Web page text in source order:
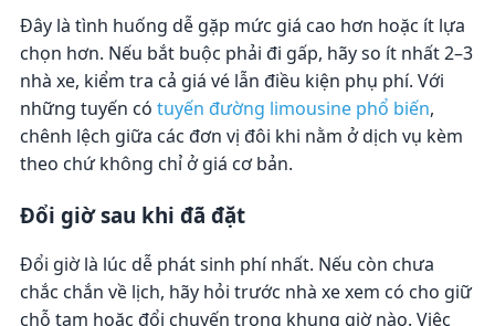
Đây là tình huống dễ gặp mức giá cao hơn hoặc ít lựa
chọn hơn. Nếu bắt buộc phải đi gấp, hãy so ít nhất 2–3
nhà xe, kiểm tra cả giá vé lẫn điều kiện phụ phí. Với
những tuyến có tuyến đường limousine phổ biến,
chênh lệch giữa các đơn vị đôi khi nằm ở dịch vụ kèm
theo chứ không chỉ ở giá cơ bản.
Đổi giờ sau khi đã đặt
Đổi giờ là lúc dễ phát sinh phí nhất. Nếu còn chưa
chắc chắn về lịch, hãy hỏi trước nhà xe xem có cho giữ
chỗ tạm hoặc đổi chuyến trong khung giờ nào. Việc